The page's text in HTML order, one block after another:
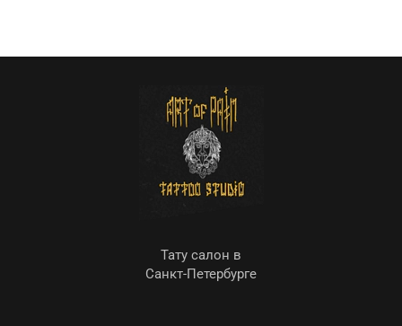
Тату салон в
Санкт-Петербурге